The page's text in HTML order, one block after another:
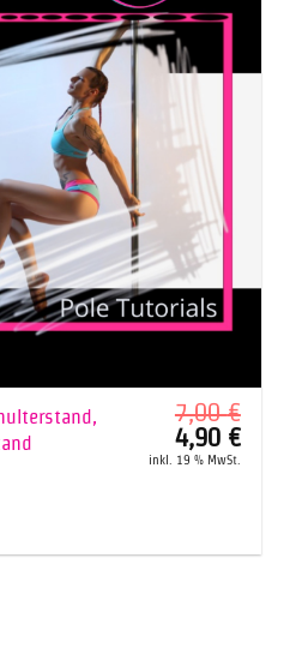
7,00€
Ursprünglicher
Preis
war:
4,90 €Aktueller
Preis
ist:
inkl. 19 % MwSt.